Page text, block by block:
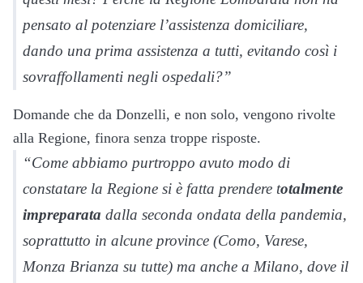
pensato al potenziare l’assistenza domiciliare,
dando una prima assistenza a tutti, evitando così i
sovraffollamenti negli ospedali?”
Domande che da Donzelli, e non solo, vengono rivolte
alla Regione, finora senza troppe risposte.
“Come abbiamo purtroppo avuto modo di
constatare la Regione si è fatta prendere totalmente
impreparata dalla seconda ondata della pandemia,
soprattutto in alcune province (Como, Varese,
Monza Brianza su tutte) ma anche a Milano, dove il